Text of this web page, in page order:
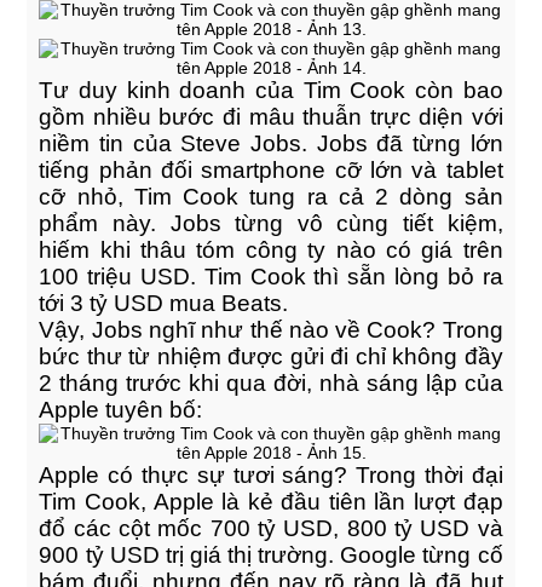
Tư duy kinh doanh của Tim Cook còn bao
gồm nhiều bước đi mâu thuẫn trực diện với
niềm tin của Steve Jobs. Jobs đã từng lớn
tiếng phản đối smartphone cỡ lớn và tablet
cỡ nhỏ, Tim Cook tung ra cả 2 dòng sản
phẩm này. Jobs từng vô cùng tiết kiệm,
hiếm khi thâu tóm công ty nào có giá trên
100 triệu USD. Tim Cook thì sẵn lòng bỏ ra
tới 3 tỷ USD mua Beats.
Vậy, Jobs nghĩ như thế nào về Cook? Trong
bức thư từ nhiệm được gửi đi chỉ không đầy
2 tháng trước khi qua đời, nhà sáng lập của
Apple tuyên bố:
Apple có thực sự tươi sáng? Trong thời đại
Tim Cook, Apple là kẻ đầu tiên lần lượt đạp
đổ các cột mốc 700 tỷ USD, 800 tỷ USD và
900 tỷ USD trị giá thị trường. Google từng cố
bám đuổi, nhưng đến nay rõ ràng là đã hụt